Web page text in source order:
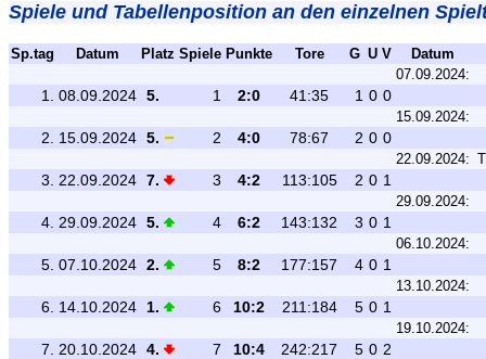
Spiele und Tabellenposition an den einzelnen
Sp.tag Datum Platz Spiele Punkte Tore G U V
Datum
07.09.2024:
1. 08.09.2024 5. 1 2:0 41:35 1 0 0
15.09.2024:
2. 15.09.2024 5. 2 4:0 78:67 2 0 0
22.09.2024:
3. 22.09.2024 7. 3 4:2 113:105 2 0 1
29.09.2024:
4. 29.09.2024 5. 4 6:2 143:132 3 0 1
06.10.2024:
5. 07.10.2024 2. 5 8:2 177:157 4 0 1
13.10.2024:
6. 14.10.2024 1. 6 10:2 211:184 5 0 1
19.10.2024:
7. 20.10.2024 4. 7 10:4 242:217 5 0 2